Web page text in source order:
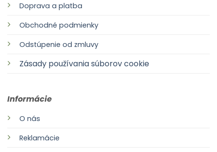
Doprava a platba
Obchodné podmienky
Odstúpenie od zmluvy
Zásady používania súborov cookie
Informácie
O nás
Reklamácie